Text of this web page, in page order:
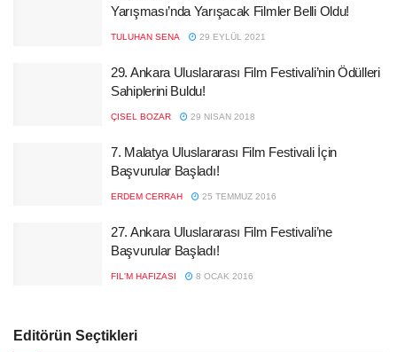
Yarışması’nda Yarışacak Filmler Belli Oldu!
TULUHAN SENA 29 EYLÜL 2021
29. Ankara Uluslararası Film Festivali’nin Ödülleri
Sahiplerini Buldu!
ÇISEL BOZAR 29 NISAN 2018
7. Malatya Uluslararası Film Festivali İçin
Başvurular Başladı!
ERDEM CERRAH 25 TEMMUZ 2016
27. Ankara Uluslararası Film Festivali’ne
Başvurular Başladı!
FIL'M HAFIZASI 8 OCAK 2016
Editörün Seçtikleri